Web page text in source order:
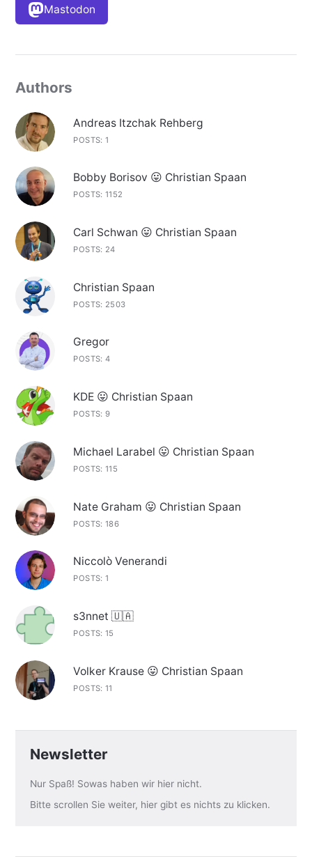
Mastodon
Authors
Andreas Itzchak Rehberg
POSTS: 1
Bobby Borisov 😛 Christian Spaan
POSTS: 1152
Carl Schwan 😛 Christian Spaan
POSTS: 24
Christian Spaan
POSTS: 2503
Gregor
POSTS: 4
KDE 😛 Christian Spaan
POSTS: 9
Michael Larabel 😛 Christian Spaan
POSTS: 115
Nate Graham 😛 Christian Spaan
POSTS: 186
Niccolò Venerandi
POSTS: 1
s3nnet 🇺🇦
POSTS: 15
Volker Krause 😛 Christian Spaan
POSTS: 11
Newsletter
Nur Spaß! Sowas haben wir hier nicht.
Bitte scrollen Sie weiter, hier gibt es nichts zu klicken.